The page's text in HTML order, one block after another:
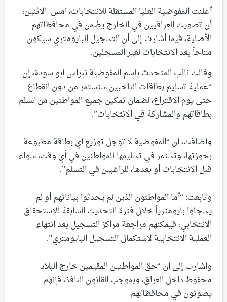
أعلنت المفوضية العليا المستقلة للانتخابات، امس الاثنين،
أن تصويت العراقيين في الخارج يضّمن في محافظاتهم
الأصلية، فيما أشارت إلى أن التسجيل البايومتري سيكون
متاحاً بعد الانتخابات لغير المسجلين.
وقالت نائب المتحدث باسم المفوضية نبراس أبو سودة، إن
“عملية تسليم بطاقات الناخبين ستستمر من دون انقطاع
حتى يوم الاقتراع، لضمان تمكين جميع المواطنين من تسلم
بطاقاتهم والمشاركة في الانتخابات”.
وأضافت، أن “المفوضية لا تؤجل توزيع أي بطاقة مطبوعة
بحوزتها، وتستمر في تسليمها للمواطنين في أي وقت، سواء
قبل الانتخابات أو بعدها، للراغبين في التسلم”.
وتابعت: “أما المواطنون الذين لم يحدثوا بياناتهم أو لم
يسجلوا بايومترياً خلال فترة التحديث السابقة للاستحقاق
الانتخابي، فيمكنهم مراجعة مراكز التسجيل بعد انتهاء
العملية الانتخابية لاستكمال التسجيل البايومتري”.
وأشارت إلى أن “حق المواطنين المقيمين خارج البلاد
محفوظ داخل العراق، وبموجب القانون النافذ، فإنهم
يصوتون في محافظاتهم